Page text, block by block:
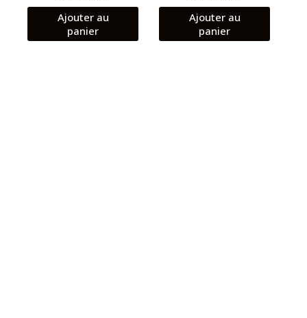
Ajouter au
panier
Ajouter au
panier